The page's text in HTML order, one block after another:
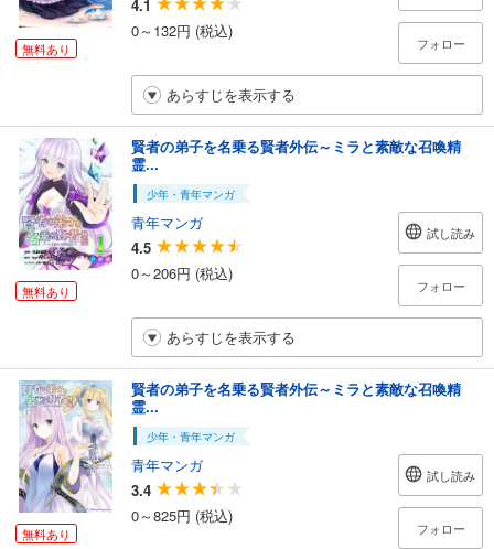
無料あり
4.1
0～132円 (税込)
フォロー
あらすじを表示する
無料あり
賢者の弟子を名乗る賢者外伝～ミラと素敵な召喚精
霊...
少年・青年マンガ
青年マンガ
4.5
0～206円 (税込)
試し読み
フォロー
あらすじを表示する
無料あり
賢者の弟子を名乗る賢者外伝～ミラと素敵な召喚精
霊...
少年・青年マンガ
青年マンガ
3.4
0～825円 (税込)
試し読み
フォロー